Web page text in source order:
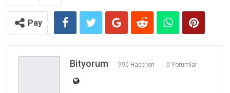
Pay
Bityorum 990 Haberleri 0 Yorumlar